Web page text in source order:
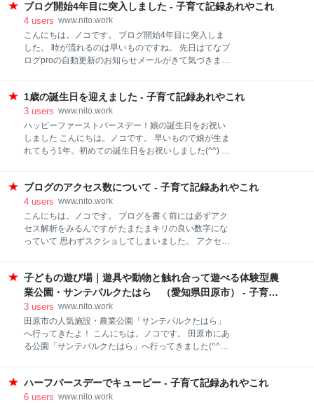
2022年もそうやって お蔵入りしたデータがたくさん
あるんですけどね(;´∀｀) しばらくは思い出投稿になり
そうですが お付き合いくださると幸いです。 そして来
年はしっかり漏らさず日々を記してい
息が吸えない。 動くとすぐゼェハァ…。 普通にしてい
ればちょっと苦しいくらいなんですが 一度咳込むとそ
の反動で大きく息を吸おうとする。 すると痛みが生じ
て息が吸えなくて余計咳こむ… 何度も呼吸困難になり
かけました。 よくお年寄りが風邪から肺炎をこじらせ
せんでしたが、 （肺の下部だと大変らしい）本当につ
らかった。 30後半になって一度風邪をひくと 咳が長
引くという悩みはあったんですが、 最近それが「咳喘
息」を患っているからだと分か
ブログ開始4年目に突入しました - 子育て記録あれやこれ
4 users www.nito.work
こんにちは。ノコです。 ブログ開始4年目に突入しま
した。 時が流れるのは早いものですね。 先日はてなブ
ログproの自動更新のお知らせメールがきて気づきまし
いつも読んでくださってありがとうございます(^^) 個
人的なイメージから開設4年たつころには アクセスが
月2～3万くらいあったらいいなと 頑張ってきたのです
が程遠い…(;´∀｀) 3年目は毎月15件ほど（2日に1回）
のペースで更新していたところを 月1桁更新にまで失
な。 ブログ開設4年って響きはなんだか初心者マーク
を外せる感ありますが 気持ちはまだまだビギナーのつ
もりで また1年頑張りたいと思います(^^) また1年お付
き合いいただけ
1歳の誕生日を迎えました - 子育て記録あれやこれ
3 users www.nito.work
ハッピーファーストバースデー！娘の誕生日をお祝い
しました こんにちは。ノコです。 早いもので娘が生ま
れてもう1年。初めての誕生日をお祝いしました(^^) ハ
りお寿司でお祝い 手づくりケーキでお祝い みんなでお
祝い 一生餅でお祝い 1歳の誕生祝いといえば「一升
餅」。 子どもに一升（約1.8㎏）を背負わせることで
成長を祝う昔ながらの行事ですね。 名前入りのどでか
い丸餅を背負っていたのが、最近では「米」だったり
はこちら【三代目米人の選べる一升餅セット】を購
入。 ▼全部で8点 一升餅が500g×3袋の小分けになっ
ていて、「赤飯」「コシヒカリ」「小まる餅」から選
ぶことができます。この組み合わせは3つとも
ブログのアクセス数について - 子育て記録あれやこれ
4 users www.nito.work
こんにちは。ノコです。 ブログを書く前には必ずアク
セス解析をみるんですが たまたまキリの良い数字にな
っていて 思わずスクショしてしまいました。 アクセス
グ アクセス数の伸びは本当にゆっくりで、 途中心折れ
けた時もありましたが 今は1日500前後をうろちょろ
しています。 自分が子連れでランチして記事にしたお
店が テレビ番組で紹介されたりすると こりゃアクセス
爆伸びするんでは！？!(^^)! なんて期待したりもします
が このブログに至ってはテレビの影響はまるでなく
ていました。 子育てに関しても、飲食店に関しても 旅
行に関しても特化型でがんばっている方がいますし
子どもの遊び場｜遊具や動物と触れ合って遊べる体験型農
業公園・サンテパルクたはら （愛知県田原市） - 子育て
記録あれやこれ
3 users www.nito.work
田原市の人気施設・農業公園「サンテパルクたはら」
へ行ってきたよ！ こんにちは。ノコです。 田原市にあ
る公園「サンテパルクたはら」へ行ってきました(^^)/
子どもの遊び場「野菜の遊園地」で遊んできたよ ふれ
あいができる小動物園へ行ってきたよ サンテパルクた
ハーフバースデーでキューピー - 子育て記録あれやこれ
6 users www.nito.work